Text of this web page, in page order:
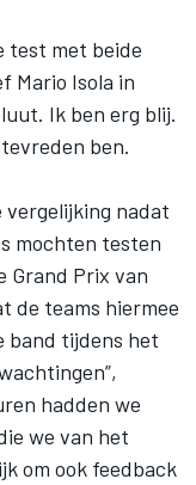
test met beide
Mario Isola in
Ik ben erg blij.
ben.
vergelijking nadat
mochten testen
Grand Prix van
de teams hiermee
band tijdens het
hadden we
we van het
om ook feedback